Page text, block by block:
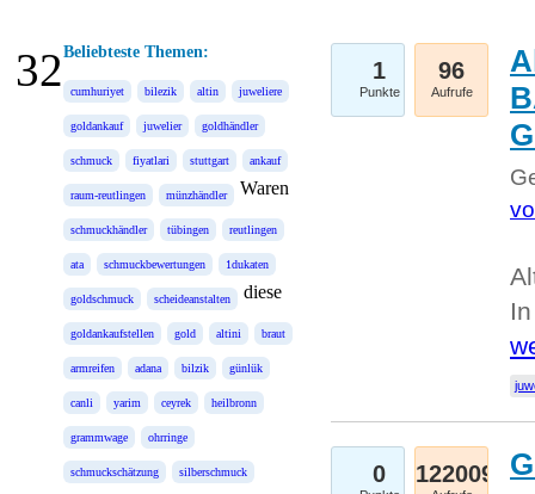
Beliebteste Themen:
cumhuriyet bilezik altin juweliere
goldankauf juwelier goldhändler
schmuck fiyatlari stuttgart ankauf
raum-reutlingen münzhändler
schmuckhändler tübingen reutlingen
ata schmuckbewertungen 1dukaten
goldschmuck scheideanstalten
goldankaufstellen gold altini braut
armreifen adana bilzik günlük
canli yarim ceyrek heilbronn
grammwage ohrringe
schmuckschätzung silberschmuck
Waren
diese
1
Punkte
96
Aufrufe
0 122009
32